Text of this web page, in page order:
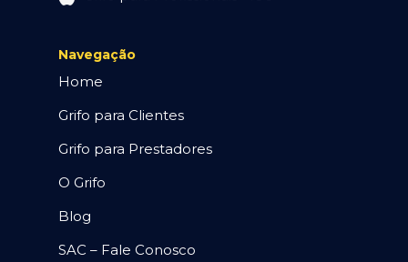
Navegação
Home
Grifo para Clientes
Grifo para Prestadores
O Grifo
Blog
SAC – Fale Conosco